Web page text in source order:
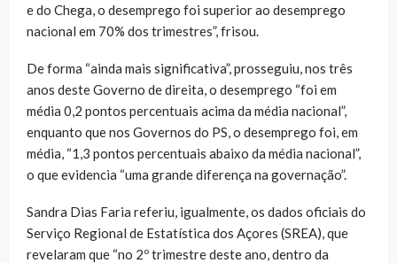
e do Chega, o desemprego foi superior ao desemprego
nacional em 70% dos trimestres”, frisou.
De forma “ainda mais significativa”, prosseguiu, nos três
anos deste Governo de direita, o desemprego “foi em
média 0,2 pontos percentuais acima da média nacional”,
enquanto que nos Governos do PS, o desemprego foi, em
média, “1,3 pontos percentuais abaixo da média nacional”,
o que evidencia “uma grande diferença na governação”.
Sandra Dias Faria referiu, igualmente, os dados oficiais do
Serviço Regional de Estatística dos Açores (SREA), que
revelaram que “no 2º trimestre deste ano, dentro da